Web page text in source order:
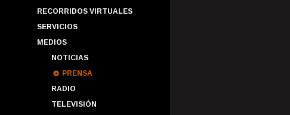
RECORRIDOS VIRTUALES
SERVICIOS
MEDIOS
NOTICIAS
PRENSA
RADIO
TELEVISIÓN